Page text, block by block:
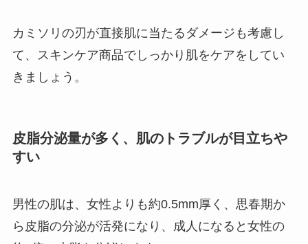
カミソリの刃が直接肌に当たるダメージも考慮し
て、スキンケア商品でしっかり肌をケアをしてい
きましょう。
皮脂分泌量が多く、肌のトラブルが目立ちや
すい
男性の肌は、女性よりも約0.5mm厚く、思春期か
ら皮脂の分泌が活発になり、成人になると女性の